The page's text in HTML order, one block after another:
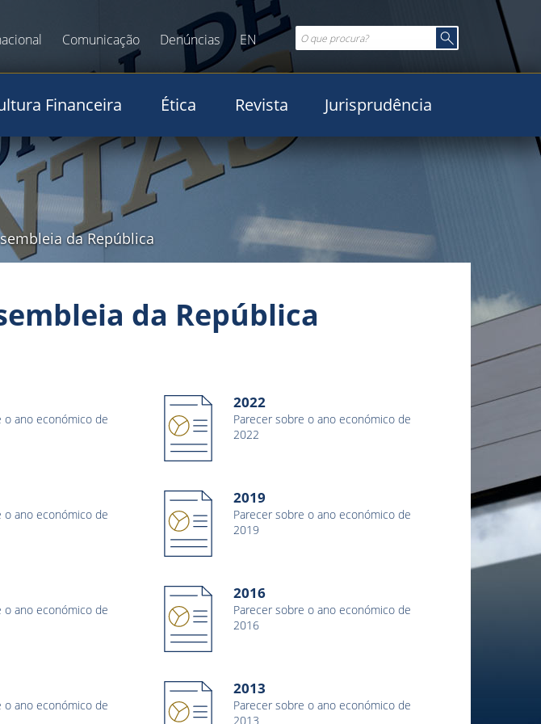
Comunicação Denúncias EN
Financeira Ética Revista Jurisprudência
da República
da República
o ano económico de
2022
Parecer sobre o ano económico de
2022
o ano económico de
2019
Parecer sobre o ano económico de
2019
o ano económico de
2016
Parecer sobre o ano económico de
2016
o ano económico de
2013
Parecer sobre o ano económico de
2013